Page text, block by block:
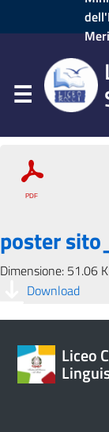
poster
Dimensione: 51.06
Download
Liceo